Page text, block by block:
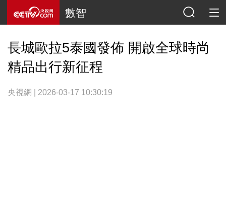
數智
長城歐拉5泰國發佈 開啟全球時尚
精品出行新征程
央視網 | 2026-03-17 10:30:19